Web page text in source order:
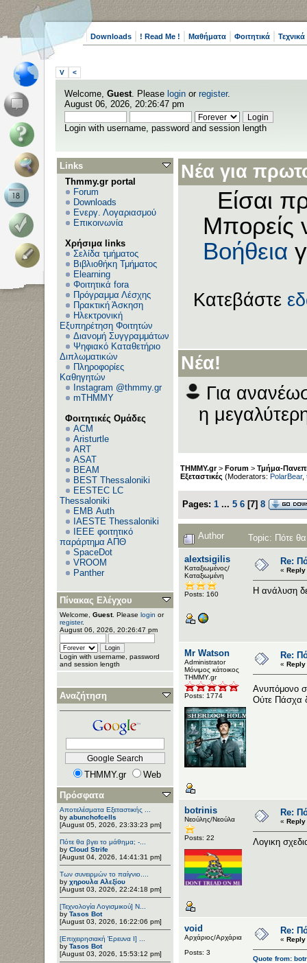
Downloads ! Read Me ! Μαθήματα Φοιτητικά
V <
Welcome, Guest. Please login or register.
August 06, 2026, 20:26:47 pm
Login with username, password and session length
Links
Thmmy.gr portal
Forum
Downloads
Ενεργ. Λογαριασμού
Επικοινωνία
Χρήσιμα links
Σελίδα τμήματος
Βιβλιοθήκη Τμήματος
Elearning
Φοιτητικά fora
Πρόγραμμα Λέσχης
Πρακτική Άσκηση
Ηλεκτρονική
Εξυπηρέτηση Φοιτητών
Διανομή Συγγραμμάτων
Ψηφιακό Καταθετήριο
Διπλωματικών
Πληροφορίες
Καθηγητών
Instagram @thmmy.gr
mTHMMY
Φοιτητικές Ομάδες
ACM
Aristurtle
ART
ASAT
BEAM
BEST Thessaloniki
EESTEC LC
Thessaloniki
EΜΒ Auth
IAESTE Thessaloniki
IEEE φοιτητικό
παράρτημα ΑΠΘ
SpaceDot
VROOM
Panther
Πίνακας Ελέγχου
Welcome, Guest. Please login or
register.
August 06, 2026, 20:26:47 pm
Login with username, password
and session length
Αναζήτηση
THMMY.gr
Web
Πρόσφατα
Αποτελέσματα Εξεταστικής ...
by abunchofcells
[August 05, 2026, 23:33:23 pm]
Πότε θα βγει το μάθημα; -...
by Cloud Strife
[August 04, 2026, 14:41:31 pm]
Των συνειρμών το παίγνιο....
by χηρουλα Αλεξίου
[August 03, 2026, 22:24:18 pm]
[Τεχνολογία Λογισμικού] Ν...
by Tasos Bot
[August 03, 2026, 16:22:06 pm]
[Επιχειρησιακή Έρευνα Ι] ...
by Tasos Bot
[August 03, 2026, 15:53:12 pm]
Νέα για
Είσαι
Μπορείς
Βοήθεια
Κατεβάστε
Νέα!
Για
η
THMMY.gr> Forum > Τμήμα-
Εξεταστικές (Moderators: PolarBear,
Pages: 1 ... 5 6 [7] 8
Author Topic: Πότε
alextsigilis
Καταξιωμένος/
Καταξιωμένη
Posts: 160
Re:
« Reply
Η ανάλυση
Mr Watson
Administrator
Μόνιμος κάτοικος
ΤΗΜΜΥ.gr
Posts: 1774
Re:
« Reply
Ανυπόμονο
Ούτε Πάσχα
botrinis
Νεούλης/Νεούλα
Posts: 22
Re:
« Reply
Λογικη
void
Αρχάριος/Αρχάρια
Posts: 3
Re:
« Reply
Quote from: